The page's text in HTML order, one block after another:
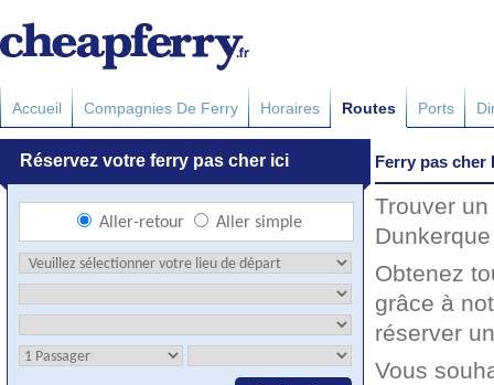
Accueil Compagnies De Ferry Horaires Routes Ports
Ferry pas cher
Trouver
Obtenez
grâce à
réserver
Vous